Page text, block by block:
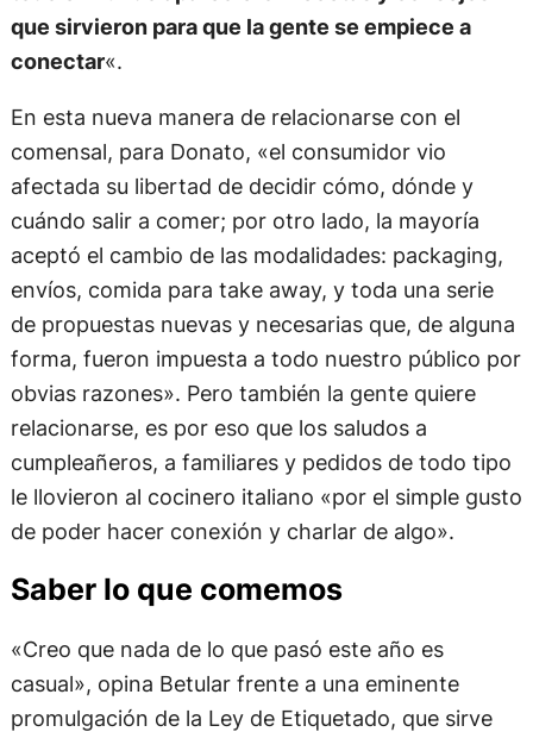
que sirvieron para que la gente se empiece a
conectar«.
En esta nueva manera de relacionarse con el
comensal, para Donato, «el consumidor vio
afectada su libertad de decidir cómo, dónde y
cuándo salir a comer; por otro lado, la mayoría
aceptó el cambio de las modalidades: packaging,
envíos, comida para take away, y toda una serie
de propuestas nuevas y necesarias que, de alguna
forma, fueron impuesta a todo nuestro público por
obvias razones». Pero también la gente quiere
relacionarse, es por eso que los saludos a
cumpleañeros, a familiares y pedidos de todo tipo
le llovieron al cocinero italiano «por el simple gusto
de poder hacer conexión y charlar de algo».
Saber lo que comemos
«Creo que nada de lo que pasó este año es
casual», opina Betular frente a una eminente
promulgación de la Ley de Etiquetado, que sirve